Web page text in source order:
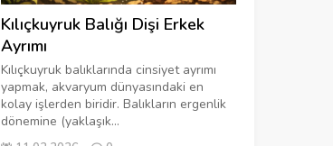
Kılıçkuyruk Balığı Dişi Erkek
Ayrımı
Kılıçkuyruk balıklarında cinsiyet ayrımı
yapmak, akvaryum dünyasındaki en
kolay işlerden biridir. Balıkların ergenlik
dönemine (yaklaşık...